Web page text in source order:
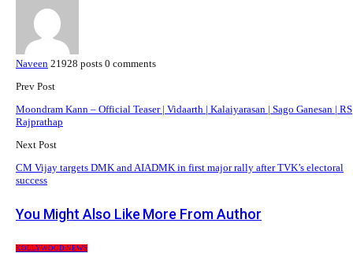
Naveen 21928 posts 0 comments
Prev Post
Moondram Kann – Official Teaser | Vidaarth | Kalaiyarasan | Sago Ganesan | RS
Rajprathap
Next Post
CM Vijay targets DMK and AIADMK in first major rally after TVK’s electoral
success
You Might Also Like More From Author
KOLLYWOOD NEWS